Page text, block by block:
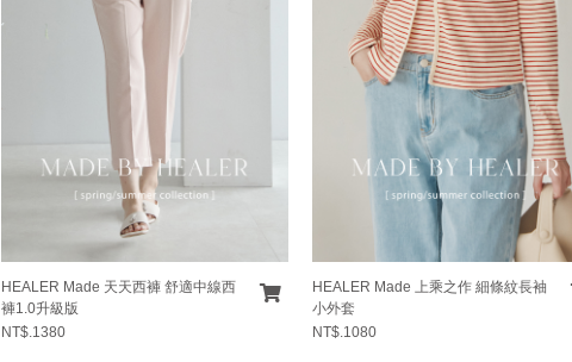
HEALER Made 天天西褲 舒適中線西
褲1.0升級版
NT$.1380
HEALER Made 上乘之作 細條紋長袖
小外套
NT$.1080